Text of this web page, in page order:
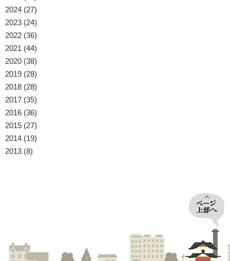
2024 (27)
2023 (24)
2022 (36)
2021 (44)
2020 (38)
2019 (28)
2018 (28)
2017 (35)
2016 (36)
2015 (27)
2014 (19)
2013 (8)